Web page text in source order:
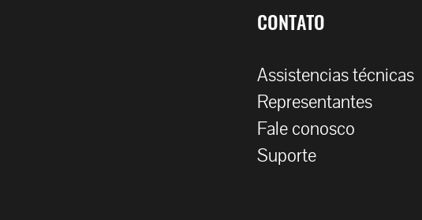
CONTATO
Assistencias técnicas
Representantes
Fale conosco
Suporte